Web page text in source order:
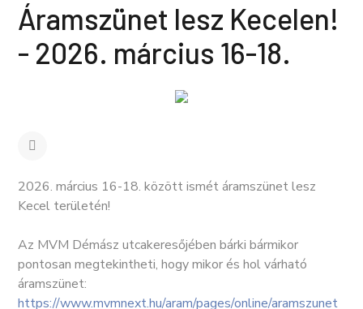
Áramszünet lesz Kecelen!
- 2026. március 16-18.
2026. március 16-18. között ismét áramszünet lesz
Kecel területén!
Az MVM Démász utcakeresőjében bárki bármikor
pontosan megtekintheti, hogy mikor és hol várható
áramszünet:
https://www.mvmnext.hu/aram/pages/online/aramszunet